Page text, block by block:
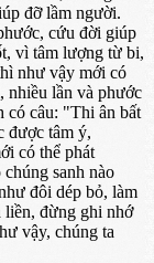
đỡ lầm người.
cứu đời giúp
vì tâm lượng từ bi,
như vậy mới có
nhiều lần và phước
có câu: "Thi ân bất
được tâm ý,
có thể phát
sanh nào
đôi dép bỏ, làm
liền, đừng ghi nhớ
vậy, chúng ta